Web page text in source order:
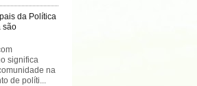
da Política
são
significa
na
de políti...